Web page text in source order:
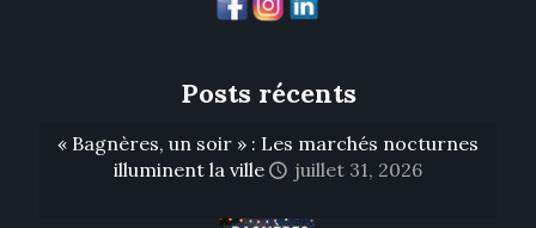
Posts récents
« Bagnères, un soir » : Les marchés nocturnes
illuminent la ville
juillet 31, 2026